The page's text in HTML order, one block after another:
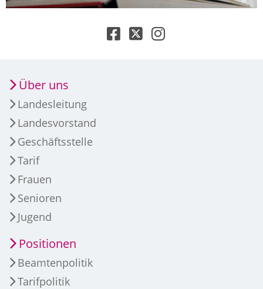
Über uns
Landesleitung
Landesvorstand
Geschäftsstelle
Tarif
Frauen
Senioren
Jugend
Positionen
Beamtenpolitik
Tarifpolitik